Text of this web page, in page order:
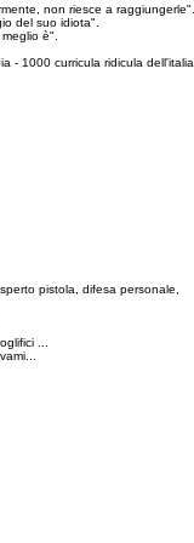
non riesce a raggiungerle".
del suo idiota".
è".
- 1000 curricula ridicula dell'italia
pistola, difesa personale,
...